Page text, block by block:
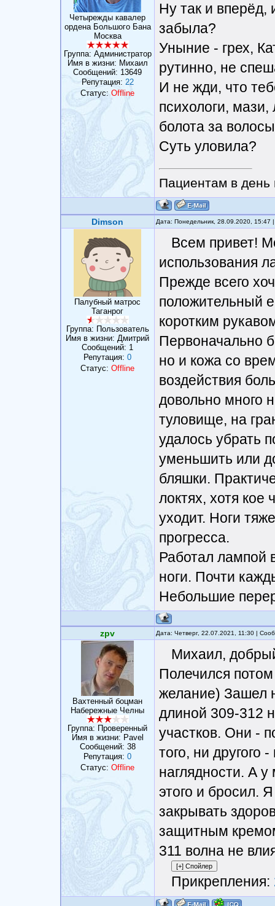
Четырежды кавалер
ордена Большого Бана
Москва
Группа: Администратор
Имя в жизни: Михаил
Сообщений: 13649
Репутация: 22
Статус: Offline
Ну так и вперёд,
забыла?
Уныние - грех,
рутинно, не
И не жди, что
психологи,
болота за
Суть уловила?
Пациентам в день
Dimson Дата: Понедельник, 28.09.2020,
Палубный матрос
Таганрог
Группа: Пользователь
Имя в жизни: Дмитрий
Сообщений: 1
Репутация: 0
Статус: Offline
Всем привет!
использования
Прежде всего
положительный
коротким
Первоначально
но и кожа со
воздействия
довольно много
туловище, на
удалось убрать
уменьшить или
бляшки.
локтях, хотя
уходит. Ноги
прогресса.
Работал лампой
ноги. Почти
Небольшие
zpv Дата: Четверг, 22.07.2021, 11:30 |
Вахтенный боцман
Набережные Челны
Группа: Проверенный
Имя в жизни: Pavel
Сообщений: 38
Репутация: 0
Статус: Offline
Михаил,
Полечился
желание) Зашел
длиной 309-312
участков. Они -
того, ни другого
наглядности. А у
этого и бросил.
закрывать
защитным
311 волна не
Прикрепления: